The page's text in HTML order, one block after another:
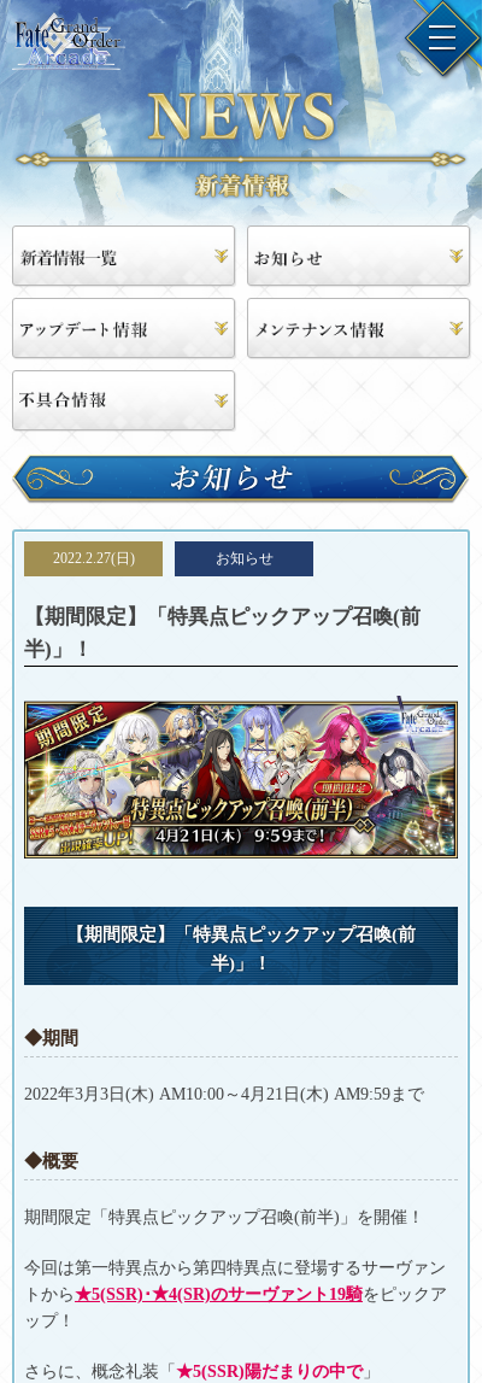
お知らせ
2022.2.27(日) お知らせ
【期間限定】「特異点ピックアップ召喚(前
半)」！
【期間限定】「特異点ピックアップ召喚(前
半)」！
◆期間
2022年3月3日(木) AM10:00～4月21日(木) AM9:59まで
◆概要
期間限定「特異点ピックアップ召喚(前半)」を開催！
今回は第一特異点から第四特異点に登場するサーヴァン
トから★5(SSR)･★4(SR)のサーヴァント19騎をピックア
ップ！
さらに、概念礼装「 ★5(SSR)陽だまりの中で」